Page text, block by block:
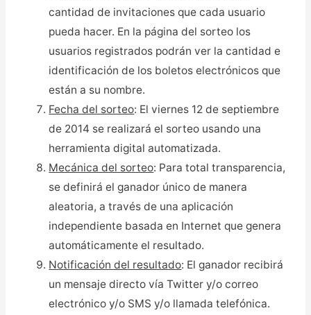
cantidad de invitaciones que cada usuario
pueda hacer. En la página del sorteo los
usuarios registrados podrán ver la cantidad e
identificación de los boletos electrónicos que
están a su nombre.
Fecha del sorteo: El viernes 12 de septiembre
de 2014 se realizará el sorteo usando una
herramienta digital automatizada.
Mecánica del sorteo: Para total transparencia,
se definirá el ganador único de manera
aleatoria, a través de una aplicación
independiente basada en Internet que genera
automáticamente el resultado.
Notificación del resultado: El ganador recibirá
un mensaje directo vía Twitter y/o correo
electrónico y/o SMS y/o llamada telefónica.